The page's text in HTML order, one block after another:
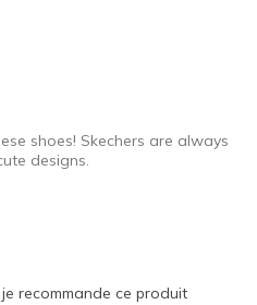
to width
to size
shoes! Skechers are always
designs.
recommande ce produit